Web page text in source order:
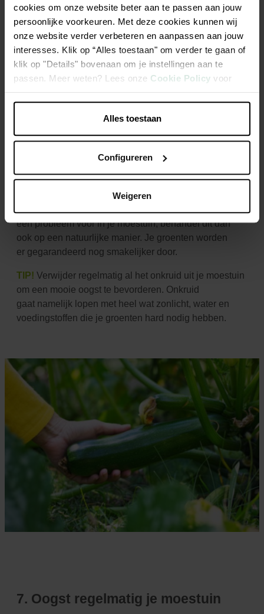
cookies om onze website beter aan te passen aan jouw
persoonlijke voorkeuren. Met deze cookies kunnen wij
onze website verder verbeteren en aanpassen aan jouw
interesses. Klik op “Alles toestaan" om verder te gaan of
klik op "Details" bovenaan om je instellingen aan te
passen. Meer weten? Lees onze Cookie Policy voor
meer informatie.
Alles toestaan
Configureren
Weigeren
6. Kies voor de ecologische
oplossing
tuinbewoners houden de populatie van
insecten onder controle: een biodiverse tuin
eenprobleem voor in je moestuin, behandel dit dan
ook op een natuurlijke manier. Je groenten worden
er gegarandeerd nog smakelijker door.
TIP! Verwijder regelmatig al het onkruid uit je moestuin
om een mooie oogst te bevorderen. Onkruid
gaat namelijk lopen met heel wat zonlicht, water en
voedingstoffen die je groenten hard nodig hebben.
7. Oogst regelmatig je moestuin